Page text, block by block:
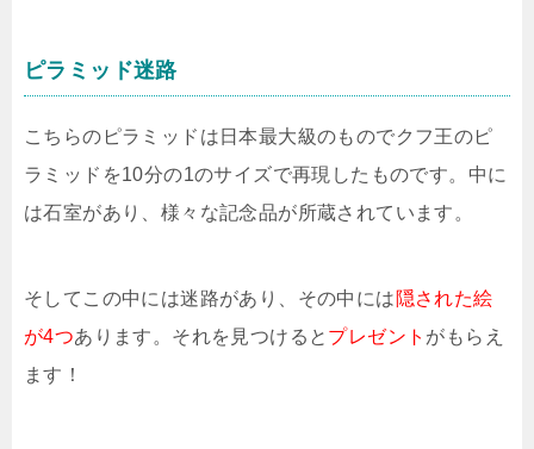
ピラミッド迷路
こちらのピラミッドは日本最大級のものでクフ王のピ
ラミッドを10分の1のサイズで再現したものです。中に
は石室があり、様々な記念品が所蔵されています。
そしてこの中には迷路があり、その中には 隠された絵
が4つあります。それを見つけると プレゼント がもらえ
ます！